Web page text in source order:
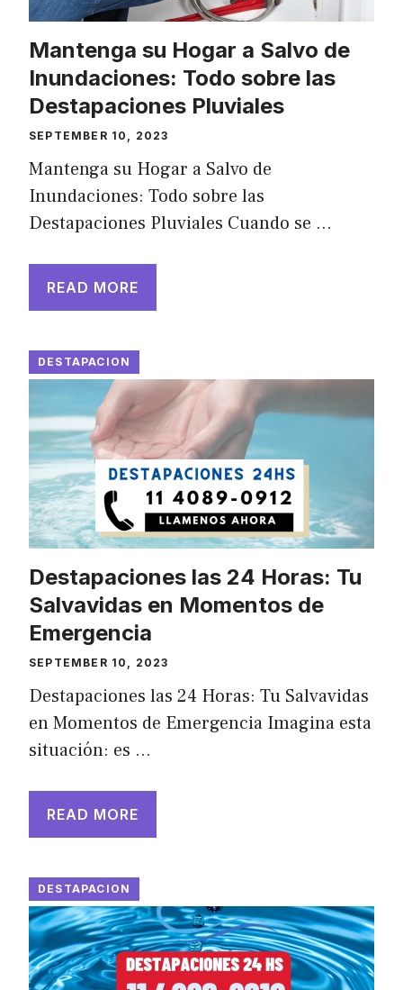
Mantenga su Hogar a Salvo de
Inundaciones: Todo sobre las
Destapaciones Pluviales
SEPTEMBER 10, 2023
Mantenga su Hogar a Salvo de
Inundaciones: Todo sobre las
Destapaciones Pluviales Cuando se …
READ MORE
DESTAPACION
Destapaciones las 24 Horas: Tu
Salvavidas en Momentos de
Emergencia
SEPTEMBER 10, 2023
Destapaciones las 24 Horas: Tu Salvavidas
en Momentos de Emergencia Imagina esta
situación: es …
READ MORE
DESTAPACION